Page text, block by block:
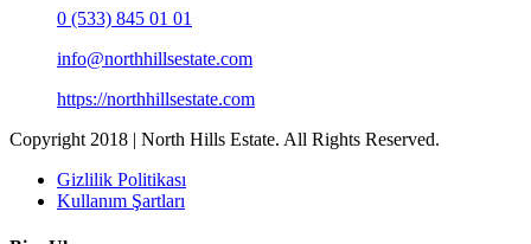
0 (533) 845 01 01
info@northhillsestate.com
https://northhillsestate.com
Copyright 2018 | North Hills Estate. All Rights Reserved.
Gizlilik Politikası
Kullanım Şartları